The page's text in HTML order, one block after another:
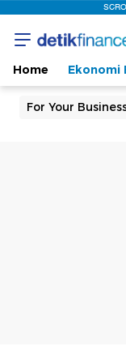
Home Ekonomi
For Your